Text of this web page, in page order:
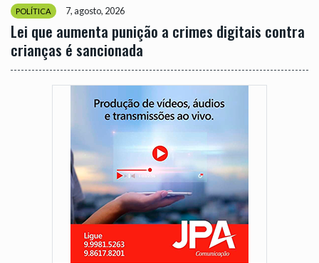
POLÍTICA 7, agosto, 2026
Lei que aumenta punição a crimes digitais contra
crianças é sancionada